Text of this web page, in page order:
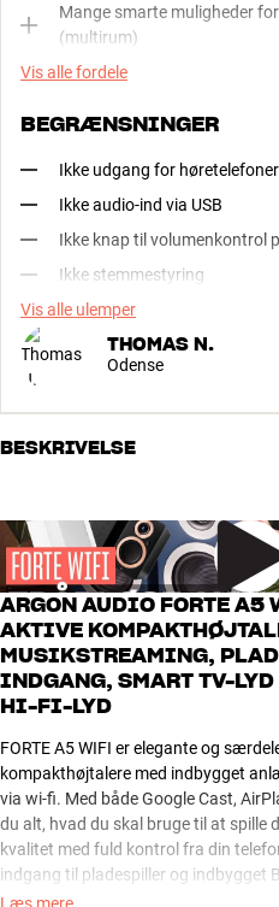
Mange smarte muligheder
(multirum)
Vis alle fordele
BEGRÆNSNINGER
Ikke udgang for høretelefoner
Ikke audio-ind via USB
Ikke knap til volumenkontrol
Ikke stemmestyring
Vis alle ulemper
THOMAS N.
Odense
BESKRIVELSE
ARGON AUDIO FORTE
AKTIVE
MUSIKSTREAMING,
INDGANG, SMART TV-
HI-FI-LYD
FORTE A5 WIFI er elegante og
kompakthøjtalere med indbygget
via wi-fi. Med både Google Cast,
du alt, hvad du skal bruge til at
kvalitet med fuld kontrol fra din
indgang til pladespiller og indbygget
over i’et.